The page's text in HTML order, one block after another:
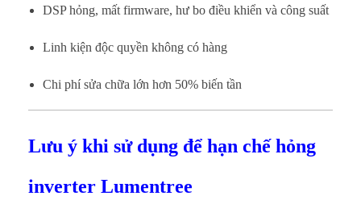
DSP hỏng, mất firmware, hư bo điều khiển và công suất
Linh kiện độc quyền không có hàng
Chi phí sửa chữa lớn hơn 50% biến tần
Lưu ý khi sử dụng để hạn chế hỏng
inverter Lumentree